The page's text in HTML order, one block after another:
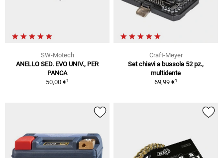
SW-Motech
ANELLO SED. EVO UNIV., PER
PANCA
50,00 €1
Craft-Meyer
Set chiavi a bussola 52 pz.,
multidente
69,99 €1